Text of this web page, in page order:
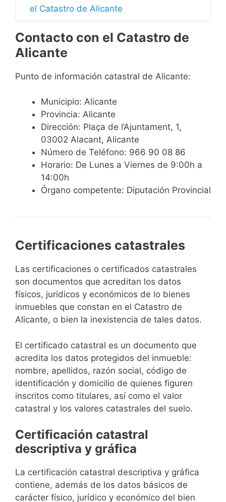
el Catastro de Alicante
Contacto con el Catastro de
Alicante
Punto de información catastral de Alicante:
Municipio: Alicante
Provincia: Alicante
Dirección: Plaça de l’Ajuntament, 1,
03002 Alacant, Alicante
Número de Teléfono: 966 90 08 86
Horario: De Lunes a Viernes de 9:00h a
14:00h
Órgano competente: Diputación Provincial
Certificaciones catastrales
Las certificaciones o certificados catastrales
son documentos que acreditan los datos
físicos, jurídicos y económicos de lo bienes
inmuebles que constan en el Catastro de
Alicante, o bien la inexistencia de tales datos.
El certificado catastral es un documento que
acredita los datos protegidos del inmueble:
nombre, apellidos, razón social, código de
identificación y domicilio de quienes figuren
inscritos como titulares, así como el valor
catastral y los valores catastrales del suelo.
Certificación catastral
descriptiva y gráfica
La certificación catastral descriptiva y gráfica
contiene, además de los datos básicos de
carácter físico, jurídico y económico del bien